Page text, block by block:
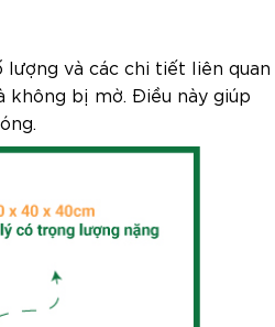
và các chi tiết liên quan
không bị mờ. Điều này giúp